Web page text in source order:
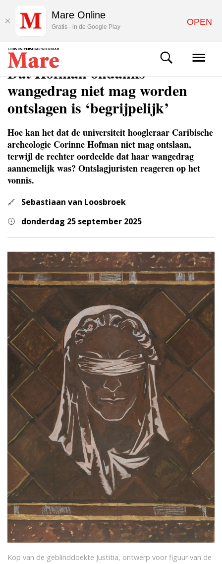
NIEUWS
Dat Hofman ondanks
wangedrag niet mag worden
ontslagen is ‘begrijpelijk’
Hoe kan het dat de universiteit hoogleraar Caribische
archeologie Corinne Hofman niet mag ontslaan,
terwijl de rechter oordeelde dat haar wangedrag
aannemelijk was? Ontslagjuristen reageren op het
vonnis.
Sebastiaan van Loosbroek
donderdag 25 september 2025
Kop van de geblinddoekte Justitia, ontwerp voor figuur van de
Mare Online
Gratis - in de Google Play OPEN